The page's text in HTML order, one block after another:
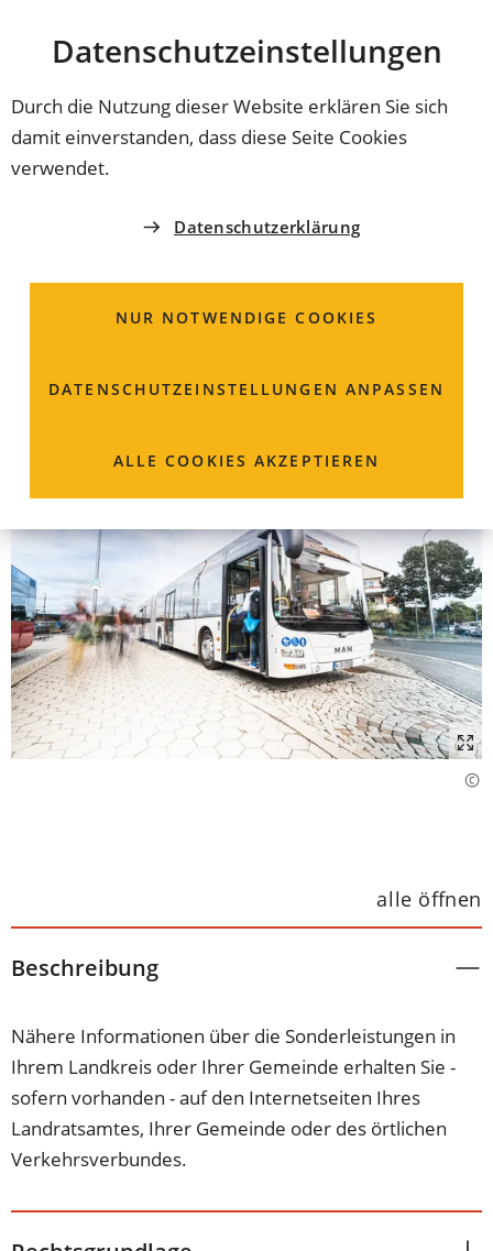
Datenschutz­einstellungen
Durch die Nutzung dieser Website erklären Sie sich
damit einverstanden, dass diese Seite Cookies
verwendet.
Datenschutzerklärung
NUR NOTWENDIGE COOKIES
DATENSCHUTZ­EINSTELLUNGEN ANPASSEN
ALLE COOKIES AKZEPTIEREN
INHALT ANSPRINGEN
Coburg
REFERAT 4 - RESSOURCENREFERAT
Personennahverkehr;
Informationen zu
alle öffnen
Beschreibung
Nähere Informationen über die Sonderleistungen in
Ihrem Landkreis oder Ihrer Gemeinde erhalten Sie -
sofern vorhanden - auf den Internetseiten Ihres
Landratsamtes, Ihrer Gemeinde oder des örtlichen
Verkehrsverbundes.